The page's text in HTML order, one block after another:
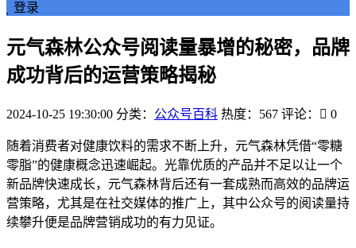
登录
元气森林公众号阅读量暴增的秘密，品牌
成功背后的运营策略揭秘
2024-10-25 19:30:00 分类： 公众号百科 热度：567 评论： 0
随着消费者对健康饮料的需求不断上升，元气森林凭借“零糖
零脂”的健康概念迅速崛起。光靠优质的产品并不足以让一个
新品牌快速成长，元气森林背后还有一套成熟而高效的品牌运
营策略，尤其是在社交媒体的推广上，其中公众号的阅读量持
续攀升便是品牌营销成功的有力见证。